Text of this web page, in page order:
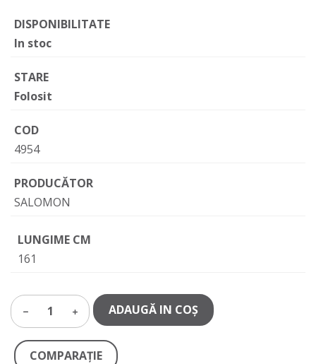
DISPONIBILITATE
In stoc
STARE
Folosit
COD
4954
PRODUCĂTOR
SALOMON
LUNGIME CM
161
1 ADAUGĂ IN COŞ
COMPARAŢIE